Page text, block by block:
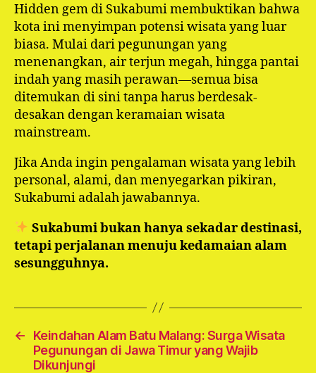
Hidden gem di Sukabumi membuktikan bahwa
kota ini menyimpan potensi wisata yang luar
biasa. Mulai dari pegunungan yang
menenangkan, air terjun megah, hingga pantai
indah yang masih perawan—semua bisa
ditemukan di sini tanpa harus berdesak-
desakan dengan keramaian wisata
mainstream.
Jika Anda ingin pengalaman wisata yang lebih
personal, alami, dan menyegarkan pikiran,
Sukabumi adalah jawabannya.
Sukabumi bukan hanya sekadar destinasi,
tetapi perjalanan menuju kedamaian alam
sesungguhnya.
←
Keindahan Alam Batu Malang: Surga Wisata
Pegunungan di Jawa Timur yang Wajib
Dikunjungi